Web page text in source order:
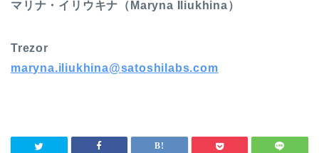
マリナ・イリウキナ（Maryna Iliukhina）
Trezor
maryna.iliukhina@satoshilabs.com